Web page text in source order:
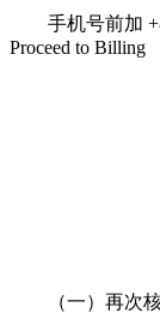
手机号前加
Proceed to Billing
（一）再次核